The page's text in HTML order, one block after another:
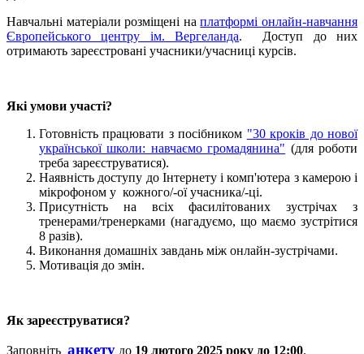
Навчальні матеріали розміщені наплатформі онлайн-навчання
Європейського центру ім. Вергеланда. Доступ до них
отримають зареєстровані учасники/учасниці курсів.
Які умови участі?
Готовність працювати з посібником "30 кроків до нової
української школи: навчаємо громадянина" (для роботи
треба зареєструватися).
Наявність доступу до Інтернету і комп'ютера з камерою і
мікрофоном у кожного/-ої учасника/-ці.
Присутність на всіх фасилітованих зустрічах з
тренерами/тренерками (нагадуємо, що маємо зустрітися
8 разів).
Виконання домашніх завдань між онлайн-зустрічами.
Мотивація до змін.
Як зареєструватися?
Заповніть анкету до 19 лютого 2025 року до 12:00.